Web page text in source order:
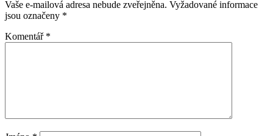
Vaše e-mailová adresa nebude zveřejněna. Vyžadované informace
jsou označeny *
Komentář *